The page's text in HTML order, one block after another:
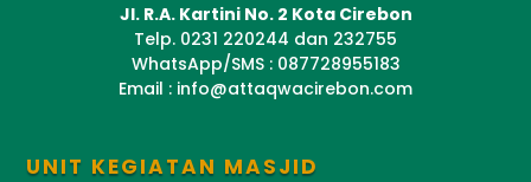
Jl. R.A. Kartini No. 2 Kota Cirebon
Telp. 0231 220244 dan 232755
WhatsApp/SMS : 087728955183
Email : info@attaqwacirebon.com
UNIT KEGIATAN MASJID